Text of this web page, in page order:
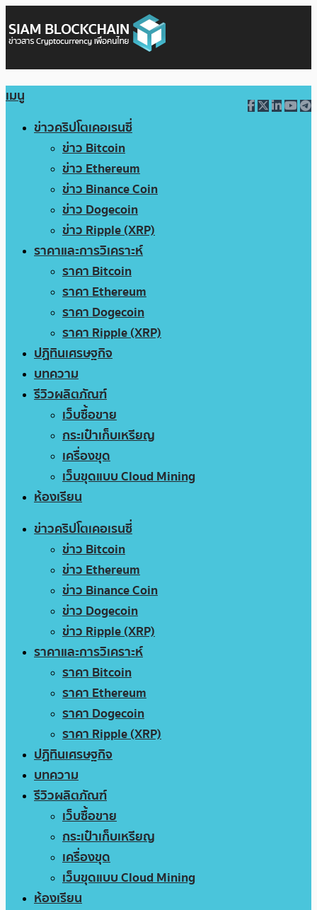
เมนู
ข่าวคริปโตเคอเรนซี่
ข่าว Bitcoin
ข่าว Ethereum
ข่าว Binance Coin
ข่าว Dogecoin
ข่าว Ripple (XRP)
ราคาและการวิเคราะห์
ราคา Bitcoin
ราคา Ethereum
ราคา Dogecoin
ราคา Ripple (XRP)
ปฏิทินเศรษฐกิจ
บทความ
รีวิวผลิตภัณฑ์
เว็บซื้อขาย
กระเป๋าเก็บเหรียญ
เครื่องขุด
เว็บขุดแบบ Cloud Mining
ห้องเรียน
ข่าวคริปโตเคอเรนซี่
ข่าว Bitcoin
ข่าว Ethereum
ข่าว Binance Coin
ข่าว Dogecoin
ข่าว Ripple (XRP)
ราคาและการวิเคราะห์
ราคา Bitcoin
ราคา Ethereum
ราคา Dogecoin
ราคา Ripple (XRP)
ปฏิทินเศรษฐกิจ
บทความ
รีวิวผลิตภัณฑ์
เว็บซื้อขาย
กระเป๋าเก็บเหรียญ
เครื่องขุด
เว็บขุดแบบ Cloud Mining
ห้องเรียน